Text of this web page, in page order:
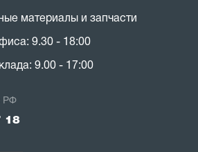
материалы и запчасти
9.30 - 18:00
9.00 - 17:00
РФ
18